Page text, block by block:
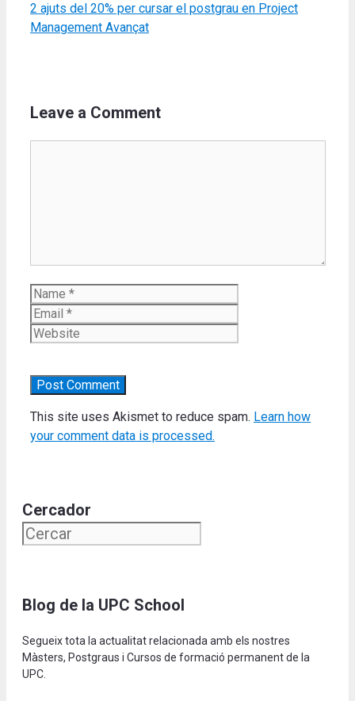
2 ajuts del 20% per cursar el postgrau en Project
Management Avançat
Leave a Comment
Name
This site uses Akismet to reduce spam. Learn how
your comment data is processed.
Cercador
Blog de la UPC School
Segueix tota la actualitat relacionada amb els nostres
Màsters, Postgraus i Cursos de formació permanent de la
UPC.